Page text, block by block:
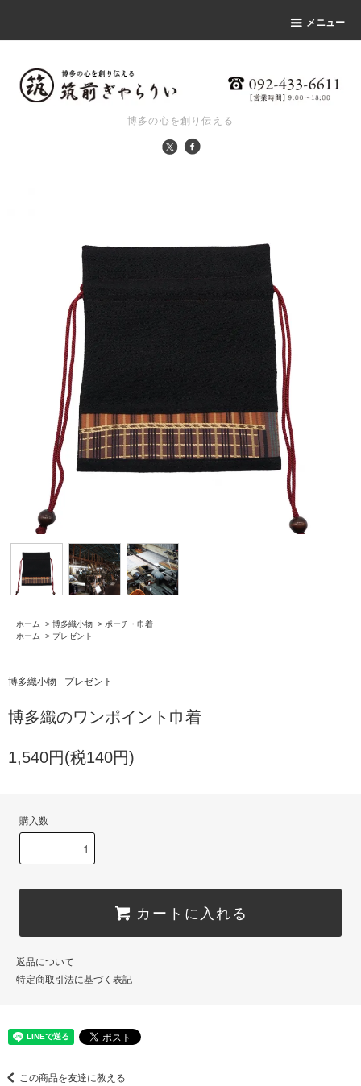
メニュー
博多の心を創り伝える
ホーム > 博多織小物 > ポーチ・巾着
ホーム
> プレゼント
博多織小物 プレゼント
博多織のワンポイント巾着
1,540円(税140円)
購入数
カートに入れる
返品について
特定商取引法に基づく表記
この商品を友達に教える